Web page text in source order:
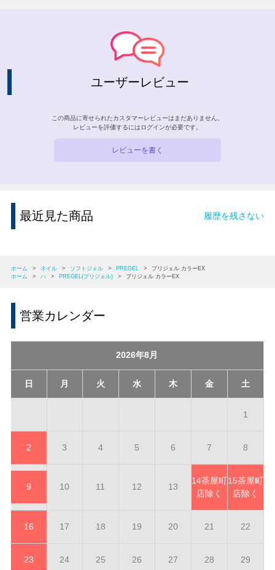
ユーザーレビュー
この商品に寄せられたカスタマーレビューはまだありません。
レビューを評価するには ログインが必要です。
レビューを書く
最近見た商品 履歴を残さない
ホーム > ネイル > ソフトジェル > PREGEL >
プリジェル カラーEX
ホーム
> ハ > PREGEL(プリジェル) > プリジェル カラーEX
営業カレンダー
2026年8月
日 月 火 水 木 金 土
1
2 3 4 5 6 7 8
9 10 11 12 13
14茶屋町
店除く
15茶屋町
店除く
16 17 18 19 20 21 22
23 24 25 26 27 28 29